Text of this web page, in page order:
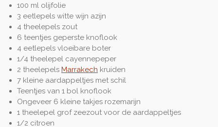
100 ml olijfolie
3 eetlepels witte wijn azijn
4 theelepels zout
6 teentjes geperste knoflook
4 eetlepels vloeibare boter
1/4 theelepel cayennepeper
2 theelepels Marrakech kruiden
7 kleine aardappeltjes met schil
Teentjes van 1 bol knoflook
Ongeveer 6 kleine takjes rozemarijn
1 theelepel grof zeezout voor de aardappeltjes
1/2 citroen